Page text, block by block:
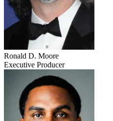
Ronald D. Moore
Executive Producer